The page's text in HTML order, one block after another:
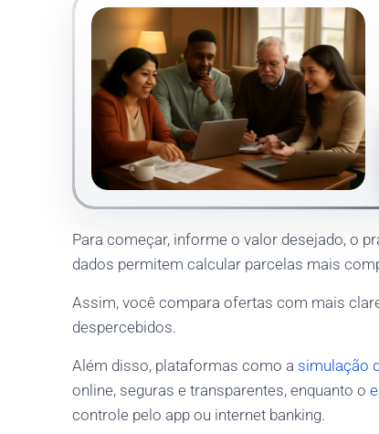
Para começar, informe o valor desejado, o
dados permitem calcular parcelas mais
Assim, você compara ofertas com mais
despercebidos.
Além disso, plataformas como a simulação
online, seguras e transparentes, enquanto o
controle pelo app ou internet banking.